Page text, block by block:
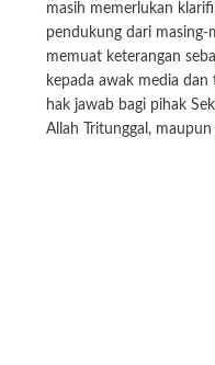
masih memerlukan
pendukung dari masing-
memuat keterangan
kepada awak media
hak jawab bagi pihak
Allah Tritunggal,